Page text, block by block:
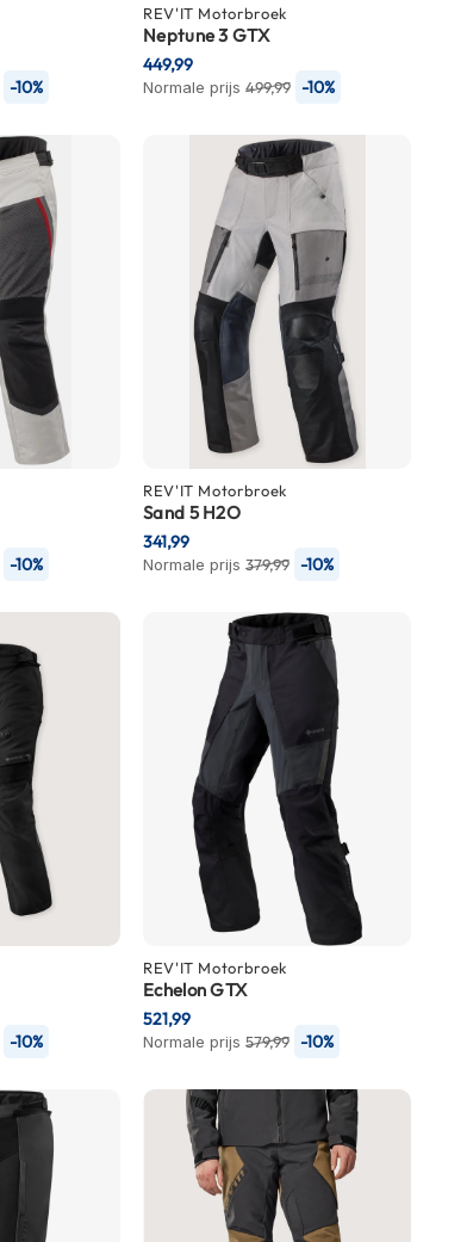
-10%
REV'IT Motorbroek
Neptune 3 GTX
Normale prijs 499,99 -10%
449,99
-10%
REV'IT Motorbroek
Sand 5 H2O
Normale prijs 379,99 -10%
341,99
-10%
REV'IT Motorbroek
Echelon GTX
Normale prijs 579,99 -10%
521,99